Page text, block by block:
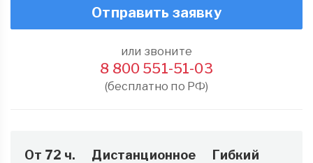
Отправить заявку
или звоните
8 800 551-51-03
(бесплатно по РФ)
От 72 ч. Дистанционное Гибкий